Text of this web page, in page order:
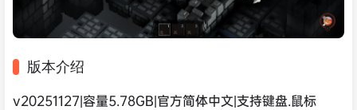
版本介绍
v20251127|容量5.78GB|官方简体中文|支持键盘.鼠标